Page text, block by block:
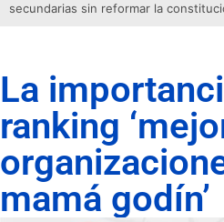
secundarias sin reformar la
La
ranking
mamá godín’